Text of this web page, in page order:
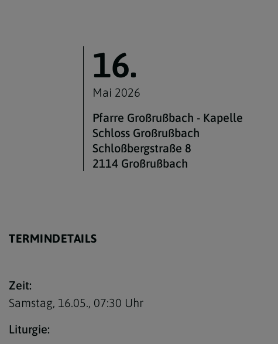
16.
Mai 2026
Pfarre Großrußbach - Kapelle
Schloss Großrußbach
Schloßbergstraße 8
2114 Großrußbach
TERMINDETAILS
Zeit:
Samstag, 16.05., 07:30 Uhr
Liturgie: